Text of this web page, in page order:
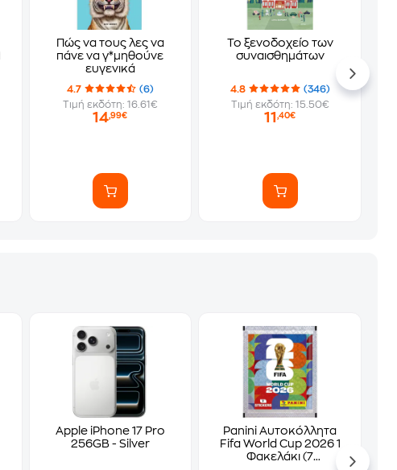
Πώς να τους λες να
πάνε να γ*μηθούνε
ευγενικά
4.7
(6)
Τιμή εκδότη: 16.61€
14,99€
Το ξενοδοχείο των
συναισθημάτων
4.8
(346)
Τιμή εκδότη: 15.50€
11,40€
Apple iPhone 17 Pro
256GB - Silver
Panini Αυτοκόλλητα
Fifa World Cup 2026 1
Φακελάκι (7